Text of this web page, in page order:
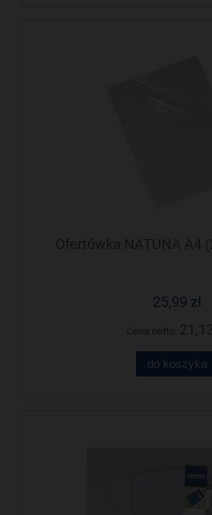
Ofertówka NATUNA A4
25,99 zł
do koszyka